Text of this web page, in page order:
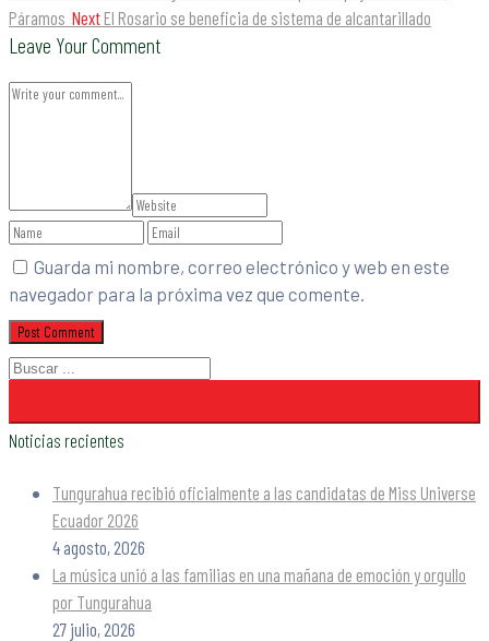
Páramos Next El Rosario se beneficia de sistema de alcantarillado
Leave Your Comment
Guarda mi nombre, correo electrónico y web en este
navegador para la próxima vez que comente.
Noticias recientes
Tungurahua recibió oficialmente a las candidatas de Miss Universe
Ecuador 2026
4 agosto, 2026
La música unió a las familias en una mañana de emoción y orgullo
por Tungurahua
27 julio, 2026